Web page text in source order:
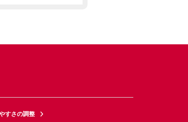
すさの調整